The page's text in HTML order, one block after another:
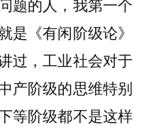
是《有闲阶级论》
过，工业社会对于
产阶级的思维特别
等阶级都不是这样